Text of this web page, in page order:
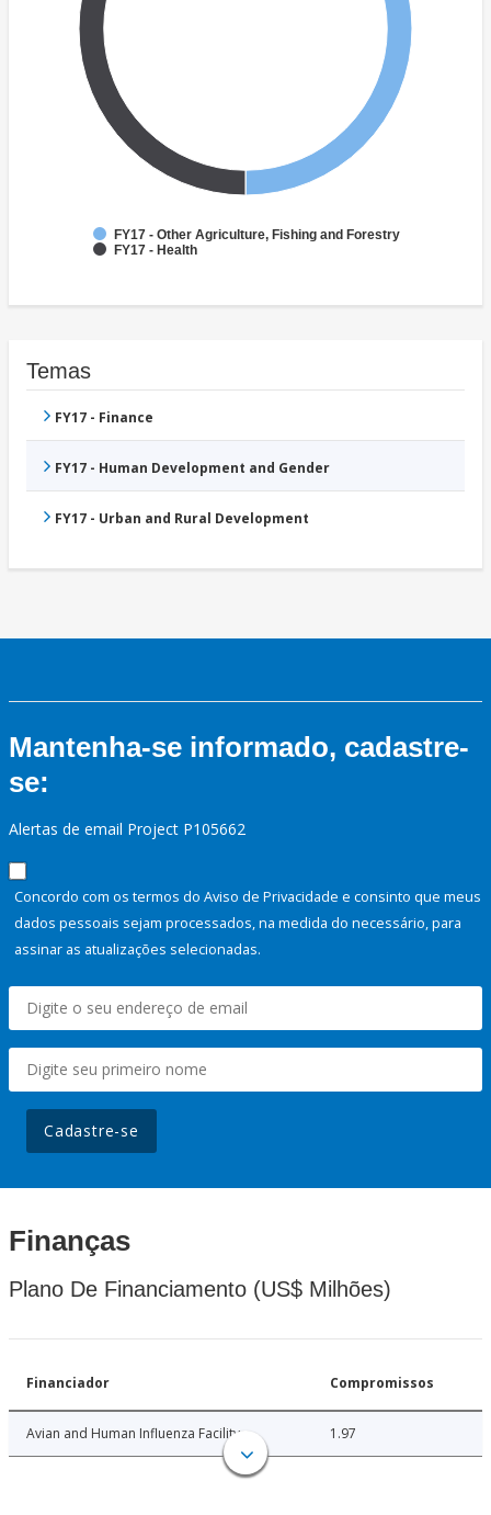
FY17 - Other Agriculture, Fishing and Forestry
FY17 - Health
Temas
FY17 - Finance
FY17 - Human Development and Gender
FY17 - Urban and Rural Development
Mantenha-se informado, cadastre-
se:
Alertas de email Project P105662
Concordo com os termos do Aviso de Privacidade e consinto que meus
dados pessoais sejam processados, na medida do necessário, para
assinar as atualizações selecionadas.
Cadastre-se
Finanças
Plano De Financiamento (US$ Milhões)
Financiador Compromissos
Avian and Human Influenza Facility 1.97